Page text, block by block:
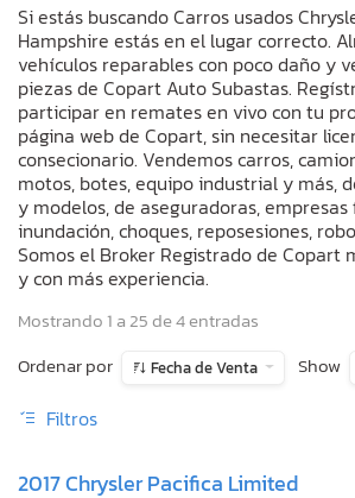
Si estás buscando Carros usados
Hampshire estás en el lugar correcto.
vehículos reparables con poco daño y
piezas de Copart Auto Subastas.
participar en remates en vivo con tu
página web de Copart, sin necesitar
consecionario. Vendemos carros,
motos, botes, equipo industrial y más,
y modelos, de aseguradoras, empresas
inundación, choques, reposesiones,
Somos el Broker Registrado de Copart
y con más experiencia.
Mostrando 1 a 25 de 4 entradas
Ordenar por
Fecha de Venta Show
Filtros
2017 Chrysler Pacifica Limited